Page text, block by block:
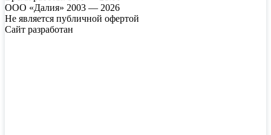
ООО «Далия» 2003 — 2026
Не является публичной офертой
Сайт разработан